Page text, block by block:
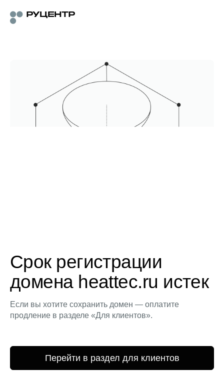
Срок регистрации
домена heattec.ru истек
Если вы хотите сохранить домен — оплатите
продление в разделе «Для клиентов».
Перейти в раздел для клиентов